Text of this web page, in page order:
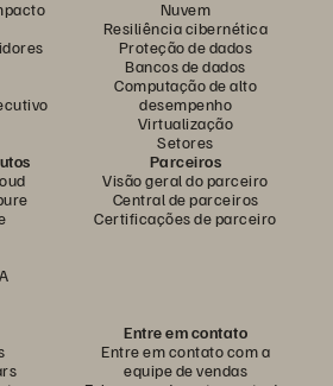
Nuvem
Resiliência cibernética
Proteção de dados
Bancos de dados
Computação de alto
desempenho
Virtualização
Setores
Parceiros
Visão geral do parceiro
Central de parceiros
Certificações de parceiro
Entre em contato
Entre em contato com a
equipe de vendas